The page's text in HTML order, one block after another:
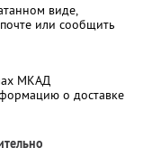
виде,
или сообщить
МКАД
о доставке